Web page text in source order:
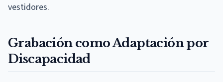
vestidores.
Grabación como Adaptación por
Discapacidad